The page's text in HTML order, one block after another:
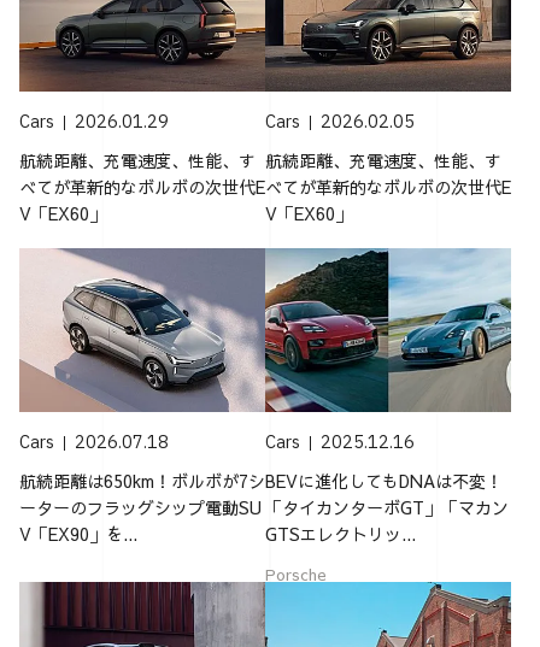
Cars 2026.01.29
航続距離、充電速度、性能、す
べてが革新的なボルボの次世代E
V「EX60」
Cars 2026.02.05
航続距離、充電速度、性能、す
べてが革新的なボルボの次世代E
V「EX60」
Cars 2026.07.18
航続距離は650km！ボルボが7シ
ーターのフラッグシップ電動SU
V「EX90」を...
Cars 2025.12.16
BEVに進化してもDNAは不変！
「タイカンターボGT」「マカン
GTSエレクトリッ...
Porsche